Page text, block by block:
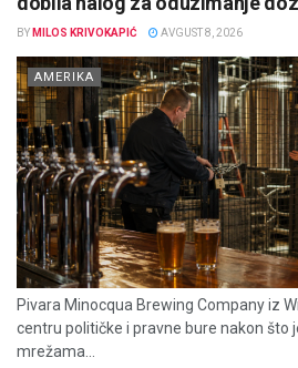
BY MILOS KRIVOKAPIĆ AVGUST 8, 2026
AMERIKA
Pivara Minocqua Brewing Company iz
centru političke i pravne bure nakon što
mrežama...